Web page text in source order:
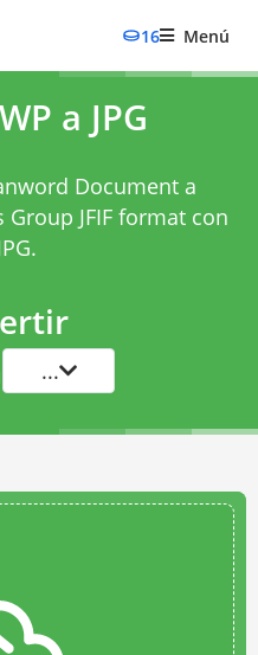
16 Menú
a JPG
Document a
JFIF format con
.
...